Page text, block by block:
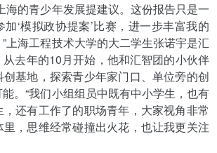
海的青少年发展提建议。这份报告只是一
‘模拟政协提案’比赛，进一步丰富我的
上海工程技术大学的大二学生张诺宇是汇
去年的10月开始，他和汇智团的小伙伴
基地，探索青少年家门口、单位旁的创
。“我们小组组员中既有中小学生，也有
还有工作了的职场青年，大家视角非常
，思维经常碰撞出火花，也让我更关注